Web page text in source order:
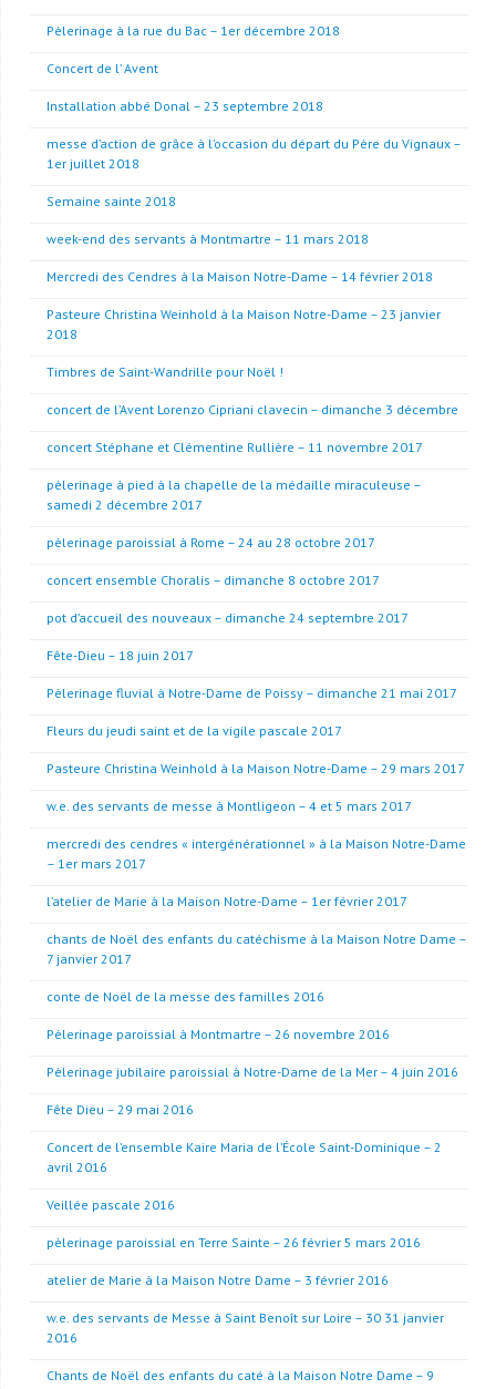
Pèlerinage à la rue du Bac – 1er décembre 2018
Concert de l’ Avent
Installation abbé Donal – 23 septembre 2018
messe d’action de grâce à l’occasion du départ du Père du Vignaux –
1er juillet 2018
Semaine sainte 2018
week-end des servants à Montmartre – 11 mars 2018
Mercredi des Cendres à la Maison Notre-Dame – 14 février 2018
Pasteure Christina Weinhold à la Maison Notre-Dame – 23 janvier
2018
Timbres de Saint-Wandrille pour Noël !
concert de l’Avent Lorenzo Cipriani clavecin – dimanche 3 décembre
concert Stéphane et Clémentine Rullière – 11 novembre 2017
pèlerinage à pied à la chapelle de la médaille miraculeuse –
samedi 2 décembre 2017
pèlerinage paroissial à Rome – 24 au 28 octobre 2017
concert ensemble Choralis – dimanche 8 octobre 2017
pot d’accueil des nouveaux – dimanche 24 septembre 2017
Fête-Dieu – 18 juin 2017
Pèlerinage fluvial à Notre-Dame de Poissy – dimanche 21 mai 2017
Fleurs du jeudi saint et de la vigile pascale 2017
Pasteure Christina Weinhold à la Maison Notre-Dame – 29 mars 2017
w.e. des servants de messe à Montligeon – 4 et 5 mars 2017
mercredi des cendres « intergénérationnel » à la Maison Notre-Dame
– 1er mars 2017
l’atelier de Marie à la Maison Notre-Dame – 1er février 2017
chants de Noël des enfants du catéchisme à la Maison Notre Dame –
7 janvier 2017
conte de Noël de la messe des familles 2016
Pèlerinage paroissial à Montmartre – 26 novembre 2016
Pèlerinage jubilaire paroissial à Notre-Dame de la Mer – 4 juin 2016
Fête Dieu – 29 mai 2016
Concert de l’ensemble Kaire Maria de l’École Saint-Dominique – 2
avril 2016
Veillée pascale 2016
pèlerinage paroissial en Terre Sainte – 26 février 5 mars 2016
atelier de Marie à la Maison Notre Dame – 3 février 2016
w.e. des servants de Messe à Saint Benoît sur Loire – 30 31 janvier
2016
Chants de Noël des enfants du caté à la Maison Notre Dame – 9